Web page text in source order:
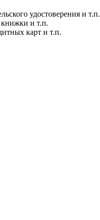
удостоверения и т.п.
книжки и т.п.
карт и т.п.